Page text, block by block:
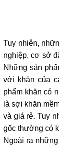
Tuy nhiên,
nghiệp, cơ sở
Những sản
với khăn của
phẩm khăn có
là sợi khăn
và giá rẻ. Tuy
gốc thường có
Ngoài ra